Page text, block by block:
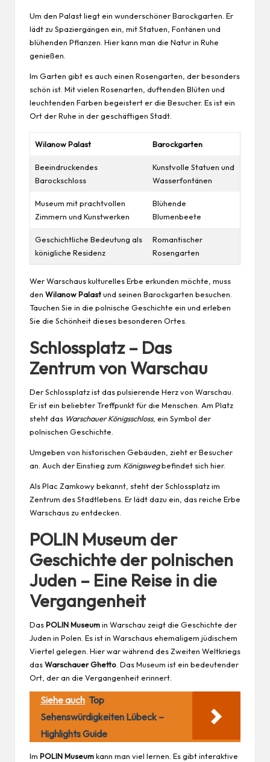
Um den Palast liegt ein wunderschöner Barockgarten. Er
lädt zu Spaziergängen ein, mit Statuen, Fontänen und
blühenden Pflanzen. Hier kann man die Natur in Ruhe
genießen.
Im Garten gibt es auch einen Rosengarten, der besonders
schön ist. Mit vielen Rosenarten, duftenden Blüten und
leuchtenden Farben begeistert er die Besucher. Es ist ein
Ort der Ruhe in der geschäftigen Stadt.
Wilanow Palast Barockgarten
Beeindruckendes
Barockschloss
Kunstvolle Statuen und
Wasserfontänen
Museum mit prachtvollen
Zimmern und Kunstwerken
Blühende
Blumenbeete
Geschichtliche Bedeutung als
königliche Residenz
Romantischer
Rosengarten
Wer Warschaus kulturelles Erbe erkunden möchte, muss
den Wilanow Palastund seinen Barockgarten besuchen.
Tauchen Sie in die polnische Geschichte ein und erleben
Sie die Schönheit dieses besonderen Ortes.
Schlossplatz – Das
Zentrum von Warschau
Der Schlossplatz ist das pulsierende Herz von Warschau.
Er ist ein beliebter Treffpunkt für die Menschen. Am Platz
steht das Warschauer Königsschloss, ein Symbol der
polnischen Geschichte.
Umgeben von historischen Gebäuden, zieht er Besucher
an. Auch der Einstieg zum Königswegbefindet sich hier.
Als Plac Zamkowy bekannt, steht der Schlossplatz im
Zentrum des Stadtlebens. Er lädt dazu ein, das reiche Erbe
Warschaus zu entdecken.
POLIN Museum der
Geschichte der polnischen
Juden – Eine Reise in die
Vergangenheit
DasPOLIN Museumin Warschau zeigt die Geschichte der
Juden in Polen. Es ist in Warschaus ehemaligem jüdischem
Viertel gelegen. Hier war während des Zweiten Weltkriegs
dasWarschauer Ghetto . Das Museum ist ein bedeutender
Ort, der an die Vergangenheit erinnert.
Siehe auch Top
Sehenswürdigkeiten Lübeck –
Highlights Guide
Im POLIN Museumkann man viel lernen. Es gibt interaktive